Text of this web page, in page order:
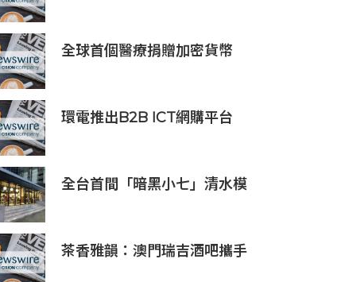
全球首個醫療捐贈加密貨幣
環電推出B2B ICT網購平台
全台首間「暗黑小七」清水模
茶香雅韻：澳門瑞吉酒吧攜手